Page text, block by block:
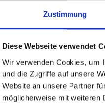
Zustimmung
Diese Webseite verwendet
Wir verwenden Cookies, um
und die Zugriffe auf unsere
Website an unsere Partner
möglicherweise mit weiteren